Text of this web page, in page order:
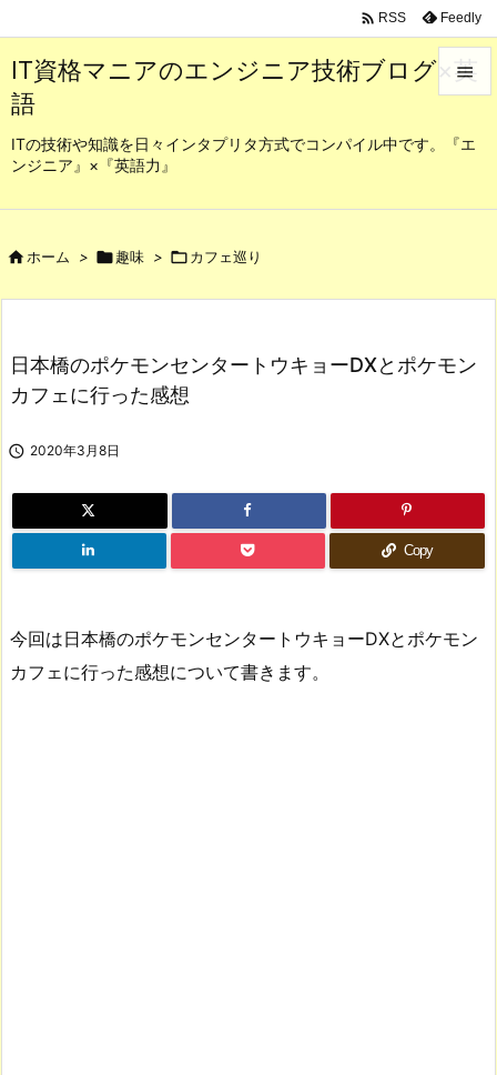
IT資格マニアのエンジニア技術ブログ×英
語
ITの技術や知識を日々インタプリタ方式でコンパイル中です。『エ
ンジニア』×『英語力』

メニュ
検索
 RSS Feedly
ホーム > 趣味 > カフェ巡り
日本橋のポケモンセンタートウキョーDXとポケモン
カフェに行った感想
 2020年3月8日
Copy
今回は日本橋のポケモンセンタートウキョーDXとポケモン
カフェに行った感想について書きます。